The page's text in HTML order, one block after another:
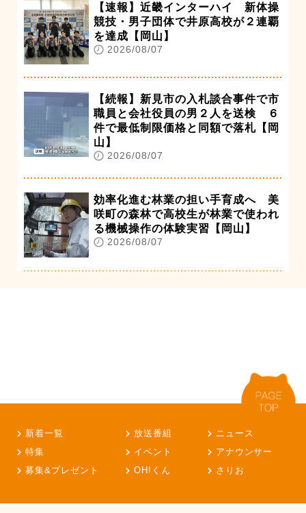
【速報】近畿インターハイ 新体操
競技・男子団体で井原高校が２連覇
を達成【岡山】
2026/08/07
【続報】新見市の入札談合事件で市
職員と会社役員の男２人を送検 ６
件で最低制限価格と同額で落札【岡
山】
2026/08/07
効率化進む林業の担い手育成へ 美
咲町の森林で高校生が林業で使われ
る機械操作の体験実習【岡山】
2026/08/07
新着一覧 放送番組
ニュース
特集
イベント
アナウンサー
募集&プレゼント
OH!くん さりお